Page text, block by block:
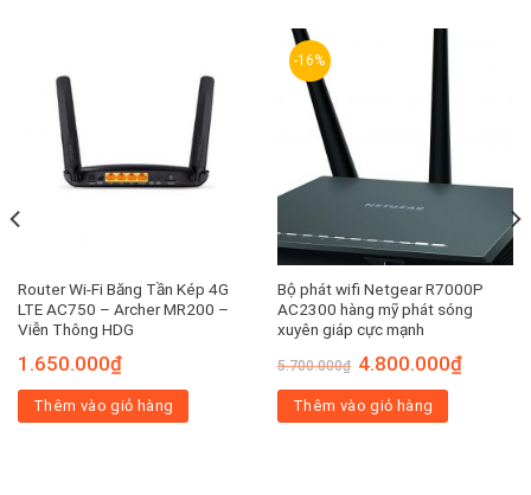
Router Wi-Fi Băng Tần Kép 4G
LTE AC750 – Archer MR200 –
Viễn Thông HDG
1.650.000₫
Thêm vào giỏ hàng
-16%
Bộ phát wifi Netgear R7000P
AC2300 hàng mỹ phát sóng
xuyên giáp cực mạnh
5.700.000₫ Giá
gốc
là:
5.700.000₫.
4.800.000₫Giá
Thêm vào giỏ hàng